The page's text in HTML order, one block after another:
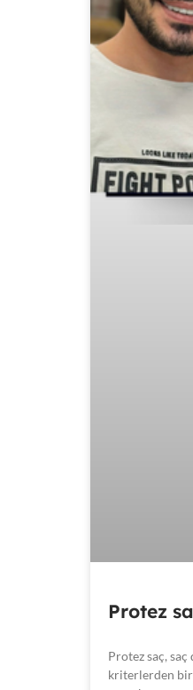
Protez
Protez saç,
kriterlerden